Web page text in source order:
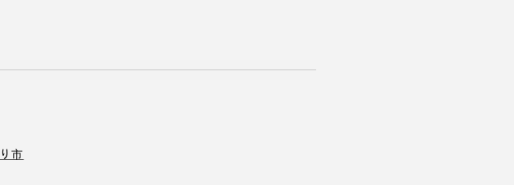
市